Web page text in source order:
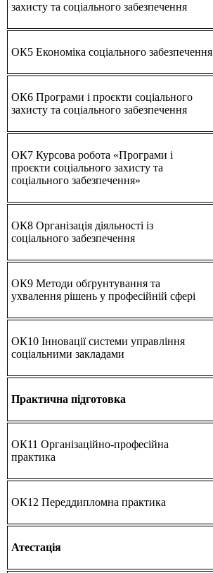
захисту та соціального забезпечення
ОК5 Економіка соціального забезпечення
ОК6 Програми і проєкти соціального
захисту та соціального забезпечення
ОК7 Курсова робота «Програми і
проєкти соціального захисту та
соціального забезпечення»
ОК8 Організація діяльності із
соціального забезпечення
ОК9 Методи обґрунтування та
ухвалення рішень у професійній сфері
ОК10 Інновації системи управління
соціальними закладами
Практична підготовка
ОК11 Організаційно-професійна
практика
ОК12 Переддипломна практика
Атестація